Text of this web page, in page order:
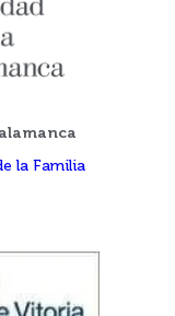
la Familia